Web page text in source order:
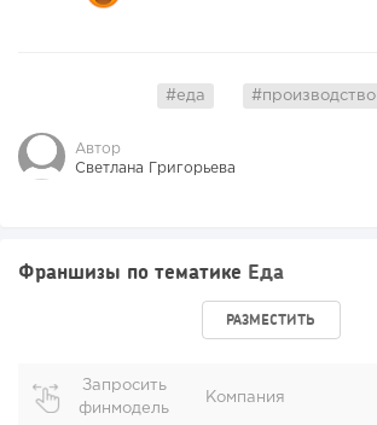
#еда #производство
Автор
Светлана Григорьева
Франшизы по тематике Еда
РАЗМЕСТИТЬ
Запросить
финмодель
Компания